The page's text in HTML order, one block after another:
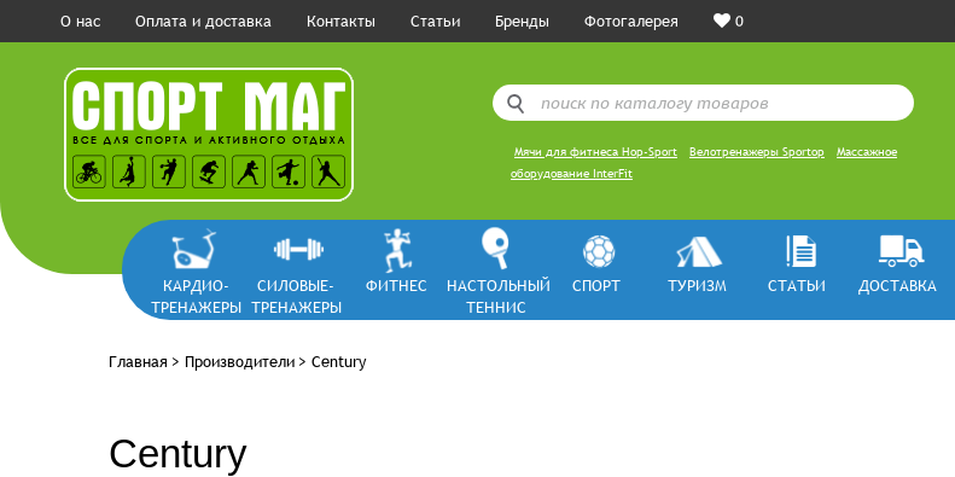
О нас Оплата и доставка Контакты Статьи Бренды Фотогалерея 0
Мячи для фитнеса Hop-Sport Велотренажеры Sportop
Массажное
оборудование InterFit
КАРДИО-
ТРЕНАЖЕРЫ
СИЛОВЫЕ-
ТРЕНАЖЕРЫ
ФИТНЕС
НАСТОЛЬНЫЙ
ТЕННИС
СПОРТ ТУРИЗМ СТАТЬИ ДОСТАВКА
Главная > Производители > Century
Century